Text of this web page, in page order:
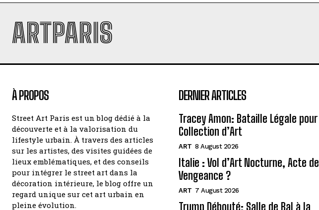
ARTPARIS
À PROPOS
Street Art Paris est un blog dédié à la
découverte et à la valorisation du
lifestyle urbain. À travers des articles
sur les artistes, des visites guidées de
lieux emblématiques, et des conseils
pour intégrer le street art dans la
décoration intérieure, le blog offre un
regard unique sur cet art urbain en
pleine évolution.
DERNIER ARTICLES
Tracey Amon: Bataille Légale pour
Collection d’Art
ART 8 August 2026
Italie : Vol d’Art Nocturne, Acte de
Vengeance ?
ART 7 August 2026
Trump Débouté: Salle de Bal à la